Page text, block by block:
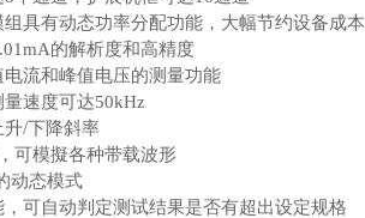
组具有动态功率分配功能，大幅节约设备成本
的解析度和高精度
流和峰值电压的测量功能
速度可达50kHz
/下降斜率
可模擬各种带载波形
动态模式
，可自动判定测试结果是否有超出设定规格